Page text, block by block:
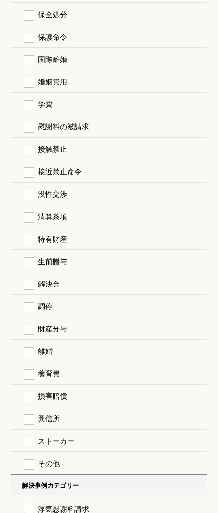
保全処分
保護命令
国際離婚
婚姻費用
学費
慰謝料の被請求
接触禁止
接近禁止命令
没性交渉
清算条項
特有財産
生前贈与
解決金
調停
財産分与
離婚
養育費
損害賠償
興信所
ストーカー
その他
解決事例カテゴリー
浮気慰謝料請求